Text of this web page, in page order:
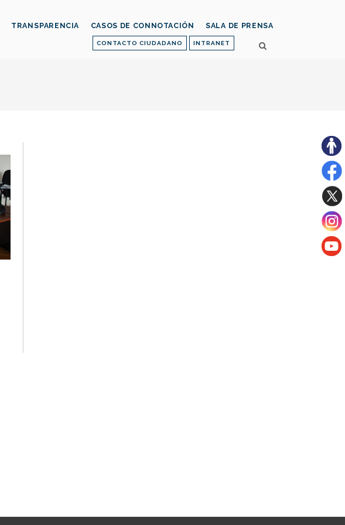
CONTACTO CIUDADANO INTRANET
TRANSPARENCIA CASOS DE CONNOTACIÓN SALA DE PRENSA